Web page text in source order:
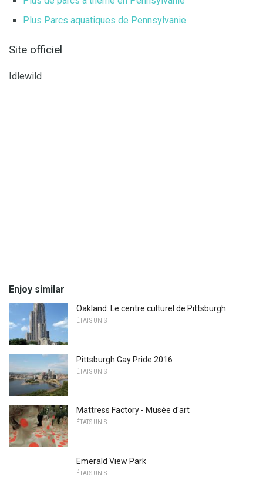
Plus Parcs aquatiques de Pennsylvanie
Site officiel
Idlewild
Enjoy similar
Oakland: Le centre culturel de Pittsburgh
ÉTATS UNIS
Pittsburgh Gay Pride 2016
ÉTATS UNIS
Mattress Factory - Musée d'art
ÉTATS UNIS
Emerald View Park
ÉTATS UNIS